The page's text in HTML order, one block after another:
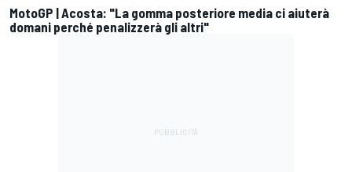
MotoGP | Acosta: "La gomma posteriore media ci aiuterà
domani perché penalizzerà gli altri"